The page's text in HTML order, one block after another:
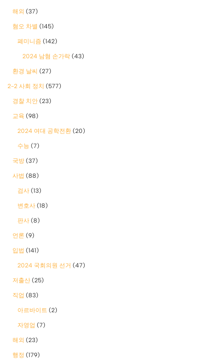
해외 (37)
혐오 차별 (145)
폐미니즘 (142)
2024 남혐 손가락 (43)
환경 날씨 (27)
2-2 사회 정치 (577)
경찰 치안 (23)
교육 (98)
2024 여대 공학전환 (20)
수능 (7)
국방 (37)
사법 (88)
검사 (13)
변호사 (18)
판사 (8)
언론 (9)
입법 (141)
2024 국회의원 선거 (47)
저출산 (25)
직업 (83)
아르바이트 (2)
자영업 (7)
해외 (23)
행정 (179)